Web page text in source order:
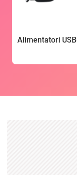
Alimentatori